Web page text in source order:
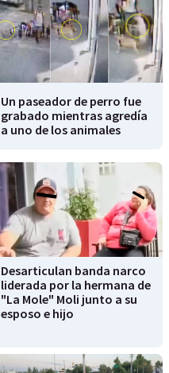
Un paseador de perro fue
grabado mientras agredía
a uno de los animales
Desarticulan banda narco
liderada por la hermana de
"La Mole" Moli junto a su
esposo e hijo